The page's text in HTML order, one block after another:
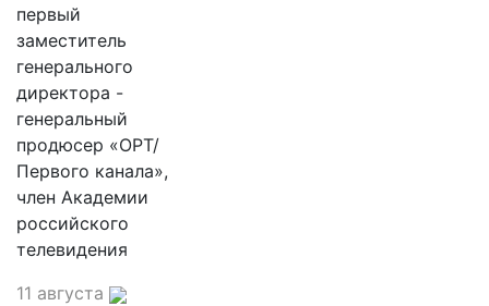
первый
заместитель
генерального
директора -
генеральный
продюсер «ОРТ/
Первого канала»,
член Академии
российского
телевидения
11 августа